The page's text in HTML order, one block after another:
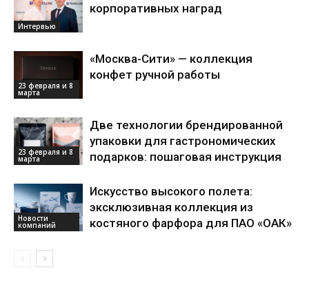
Интервью
корпоративных наград
23 февраля и 8
марта
«Москва-Сити» — коллекция
конфет ручной работы
23 февраля и 8
марта
Две технологии брендированной
упаковки для гастрономических
подарков: пошаговая инструкция
Новости
компаний
Искусство высокого полета:
эксклюзивная коллекция из
костяного фарфора для ПАО «ОАК»